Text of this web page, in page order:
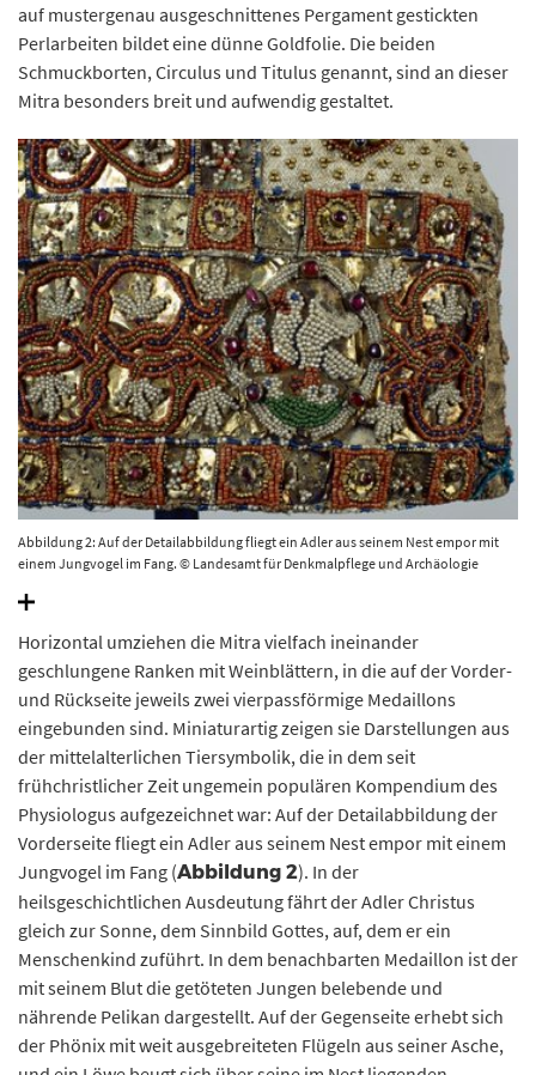
auf mustergenau ausgeschnittenes Pergament gestickten
Perlarbeiten bildet eine dünne Goldfolie. Die beiden
Schmuckborten, Circulus und Titulus genannt, sind an dieser
Mitra besonders breit und aufwendig gestaltet.
Abbildung 2: Auf der Detailabbildung fliegt ein Adler aus seinem Nest empor mit
einem Jungvogel im Fang. © Landesamt für Denkmalpflege und Archäologie
Horizontal umziehen die Mitra vielfach ineinander
geschlungene Ranken mit Weinblättern, in die auf der Vorder-
und Rückseite jeweils zwei vierpassförmige Medaillons
eingebunden sind. Miniaturartig zeigen sie Darstellungen aus
der mittelalterlichen Tiersymbolik, die in dem seit
frühchristlicher Zeit ungemein populären Kompendium des
Physiologus aufgezeichnet war: Auf der Detailabbildung der
Vorderseite fliegt ein Adler aus seinem Nest empor mit einem
Jungvogel im Fang (Abbildung 2). In der
heilsgeschichtlichen Ausdeutung fährt der Adler Christus
gleich zur Sonne, dem Sinnbild Gottes, auf, dem er ein
Menschenkind zuführt. In dem benachbarten Medaillon ist der
mit seinem Blut die getöteten Jungen belebende und
nährende Pelikan dargestellt. Auf der Gegenseite erhebt sich
der Phönix mit weit ausgebreiteten Flügeln aus seiner Asche,